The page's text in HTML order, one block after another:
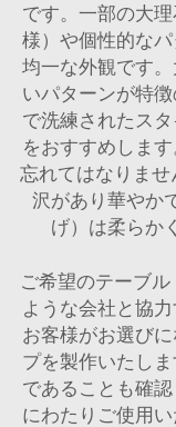
です。一部の大
様）や個性的な
均一な外観です
いパターンが特
で洗練されたス
をおすすめしま
忘れてはなりま
沢があり華やか
げ）は柔らか
ご希望のテーブ
ような会社と協
お客様がお選び
プを製作いたし
であることも確
にわたりご使用